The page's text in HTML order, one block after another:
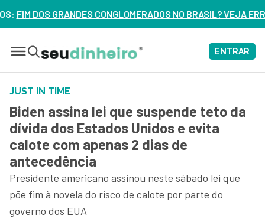
NO BRASIL? VEJA ERROS DE 3 DELES – ASSISTA
ENTRAR
JUST IN TIME
Biden assina lei que suspende teto da
dívida dos Estados Unidos e evita
calote com apenas 2 dias de
antecedência
Presidente americano assinou neste sábado lei que
põe fim à novela do risco de calote por parte do
governo dos EUA